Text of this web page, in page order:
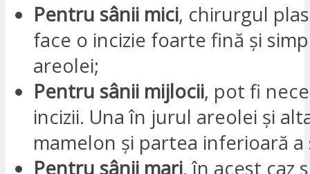
Pentru sânii mici, chirurgul
face o incizie foarte fină și
areolei;
Pentru sânii mijlocii, pot fi
incizii. Una în jurul areolei și
mamelon și partea inferioară a
Pentru sânii mari, în acest caz